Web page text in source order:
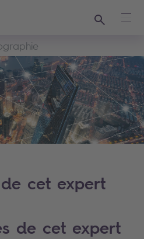
Recherche
cet expert
de cet expert